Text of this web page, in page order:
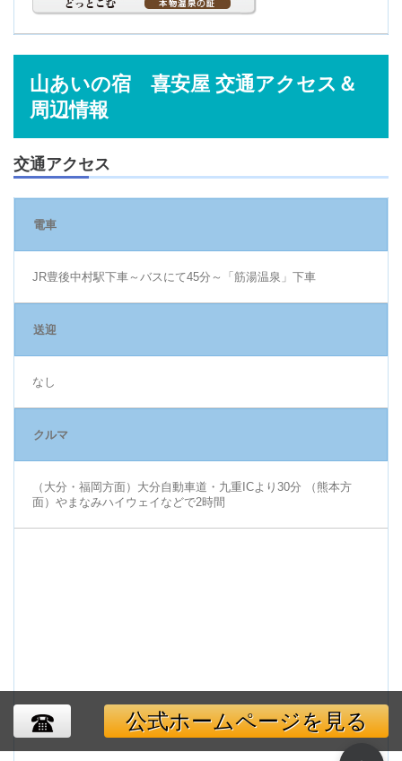
山あいの宿 喜安屋 交通アクセス＆
周辺情報
交通アクセス
電車
JR豊後中村駅下車～バスにて45分～「筋湯温泉」下車
送迎
なし
クルマ
（大分・福岡方面）大分自動車道・九重ICより30分 （熊本方
面）やまなみハイウェイなどで2時間
公式ホームページを見る